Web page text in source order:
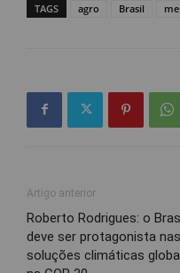
TAGS agro Brasil
Artigo anterior
Roberto Rodrigues: o
deve ser protagonista nas
soluções climáticas